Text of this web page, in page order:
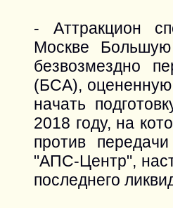
- Аттракцион
Москве
безвозмездно
(БСА), оцененную
начать
2018 году, на
против
"АПС-Центр",
последнего